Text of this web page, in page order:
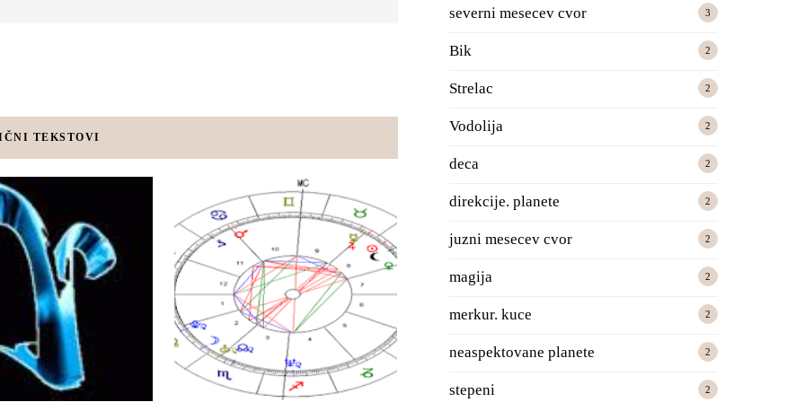
TEKSTOVI
severni mesecev cvor 3
Bik 2
Strelac 2
Vodolija 2
deca 2
direkcije. planete 2
juzni mesecev cvor 2
magija 2
merkur. kuce 2
neaspektovane planete 2
stepeni 2